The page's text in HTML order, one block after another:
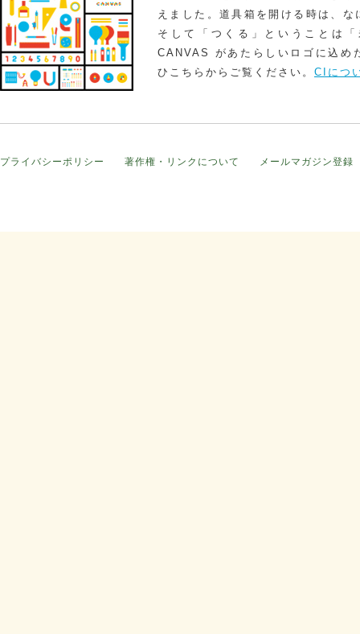
えました。道具箱を開ける時は、
そして「つくる」ということは
CANVAS があたらしいロゴに込め
ひこちらからご覧ください。 CIにつ
プライバシーポリシー 著作権・リンクについて メールマガジン登録